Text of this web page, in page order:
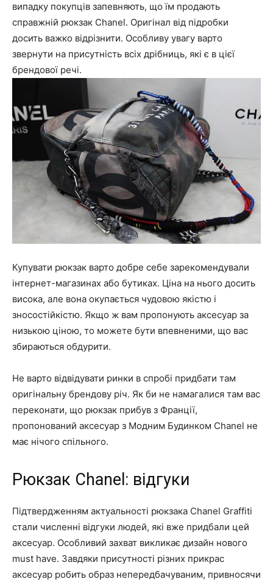
випадку покупців запевняють, що їм продають
справжній рюкзак Chanel. Оригінал від підробки
досить важко відрізнити. Особливу увагу варто
звернути на присутність всіх дрібниць, які є в цієї
брендової речі.
Купувати рюкзак варто добре себе зарекомендували
інтернет-магазинах або бутиках. Ціна на нього досить
висока, але вона окупається чудовою якістю і
зносостійкістю. Якщо ж вам пропонують аксесуар за
низькою ціною, то можете бути впевненими, що вас
збираються обдурити.
Не варто відвідувати ринки в спробі придбати там
оригінальну брендову річ. Як би не намагалися там вас
переконати, що рюкзак прибув з Франції,
пропонований аксесуар з Модним Будинком Chanel не
має нічого спільного.
Рюкзак Chanel: відгуки
Підтвердженням актуальності рюкзака Chanel Graffiti
стали численні відгуки людей, які вже придбали цей
аксесуар. Особливий захват викликає дизайн нового
must have. Завдяки присутності різних прикрас
аксесуар робить образ непередбачуваним, привносячи